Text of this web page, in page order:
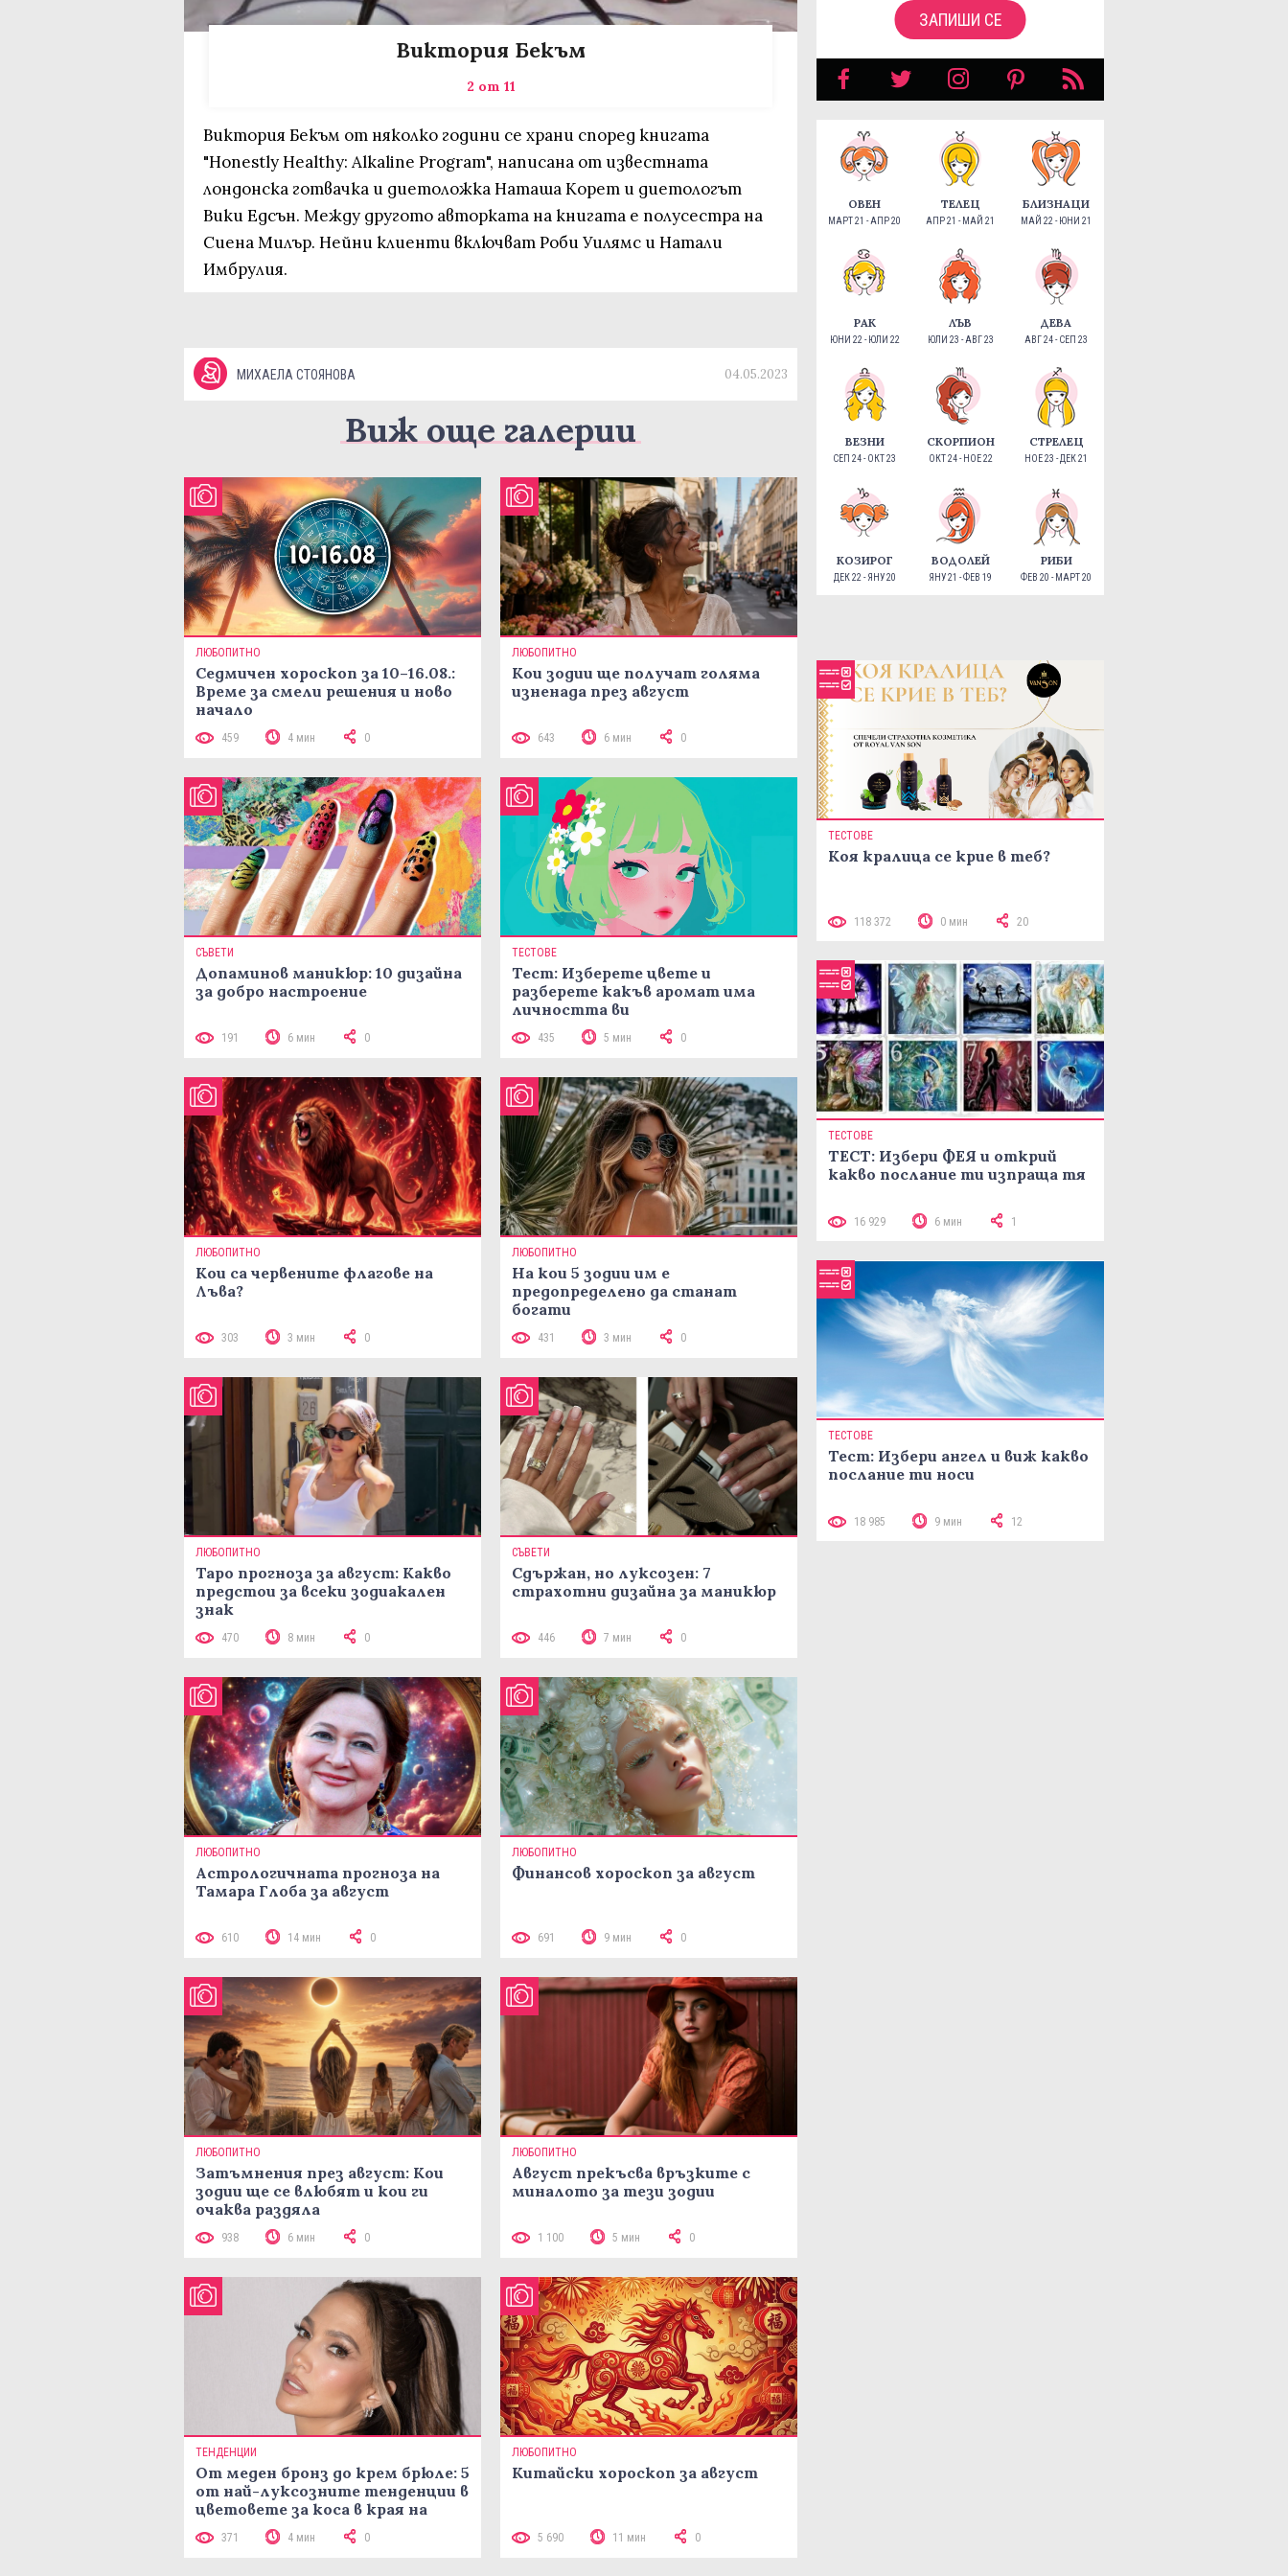
Виктория Бекъм
2 от 11
Виктория Бекъм от няколко години се храни според книгата
"Honestly Healthy: Alkaline Program", написана от известната
лондонска готвачка и диетоложка Наташа Корет и диетологът
Вики Едсън. Между другото авторката на книгата е полусестра на
Сиена Милър. Нейни клиенти включват Роби Уилямс и Натали
Имбрулия.
МИХАЕЛА СТОЯНОВА 04.05.2023
Виж още галерии
ЛЮБОПИТНО
Седмичен хороскоп за 10–16.08.:
Време за смели решения и ново
начало
459 4 мин 0
ЛЮБОПИТНО
Кои зодии ще получат голяма
изненада през август
643 6 мин 0
СЪВЕТИ
Допаминов маникюр: 10 дизайна
за добро настроение
191 6 мин 0
ТЕСТОВЕ
Тест: Изберете цвете и
разберете какъв аромат има
личността ви
435 5 мин 0
ЛЮБОПИТНО
Кои са червените флагове на
Лъва?
303 3 мин 0
ЛЮБОПИТНО
На кои 5 зодии им е
предопределено да станат
богати
431 3 мин 0
ЛЮБОПИТНО
Таро прогноза за август: Какво
предстои за всеки зодиакален
знак
470 8 мин 0
СЪВЕТИ
Сдържан, но луксозен: 7
страхотни дизайна за маникюр
446 7 мин 0
ЛЮБОПИТНО
Астрологичната прогноза на
Тамара Глоба за август
610 14 мин 0
ЛЮБОПИТНО
Финансов хороскоп за август
691 9 мин 0
ЛЮБОПИТНО
Затъмнения през август: Кои
зодии ще се влюбят и кои ги
очаква раздяла
938 6 мин 0
ЛЮБОПИТНО
Август прекъсва връзките с
миналото за тези зодии
1 100 5 мин 0
ТЕНДЕНЦИИ
От меден бронз до крем брюле: 5
от най-луксозните тенденции в
цветовете за коса в края на
371 4 мин 0
ЛЮБОПИТНО
Китайски хороскоп за август
5 690 11 мин 0
ЗАПИШИ СЕ
ОВЕН
МАРТ 21 - АПР 20
ТЕЛЕЦ
АПР 21 - МАЙ 21
БЛИЗНАЦИ
МАЙ 22 - ЮНИ 21
РАК
ЮНИ 22 - ЮЛИ 22
ЛЪВ
ЮЛИ 23 - АВГ 23
ДЕВА
АВГ 24 - СЕП 23
ВЕЗНИ
СЕП 24 - ОКТ 23
СКОРПИОН
ОКТ 24 - НОЕ 22
СТРЕЛЕЦ
НОЕ 23 - ДЕК 21
КОЗИРОГ
ДЕК 22 - ЯНУ 20
ВОДОЛЕЙ
ЯНУ 21 - ФЕВ 19
РИБИ
ФЕВ 20 - МАРТ 20
ТЕСТОВЕ
Коя кралица се крие в теб?
118 372 0 мин 20
ТЕСТОВЕ
ТЕСТ: Избери ФЕЯ и открий
какво послание ти изпраща тя
16 929 6 мин 1
ТЕСТОВЕ
Тест: Избери ангел и виж какво
послание ти носи
18 985 9 мин 12